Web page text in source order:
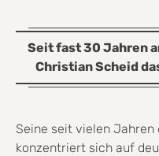
Seit fast 30 Jahren
Christian Scheid
Seine seit vielen
konzentriert sich auf